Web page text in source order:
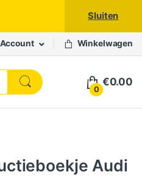
Sluiten
Winkelwagen
0
€0.00
Audi